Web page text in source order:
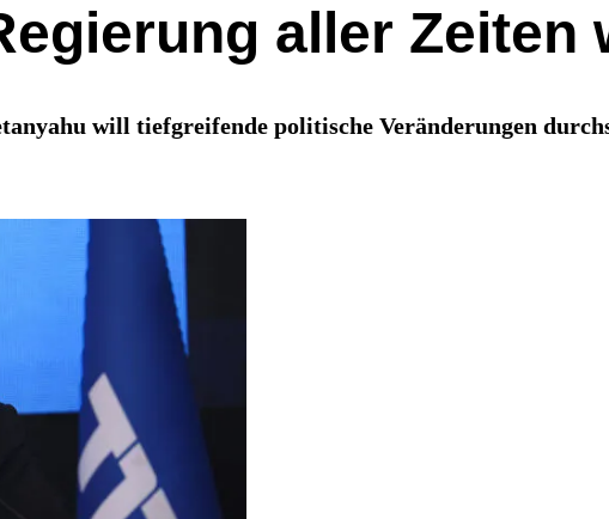
aller Zeiten
will tiefgreifende politische Veränderungen